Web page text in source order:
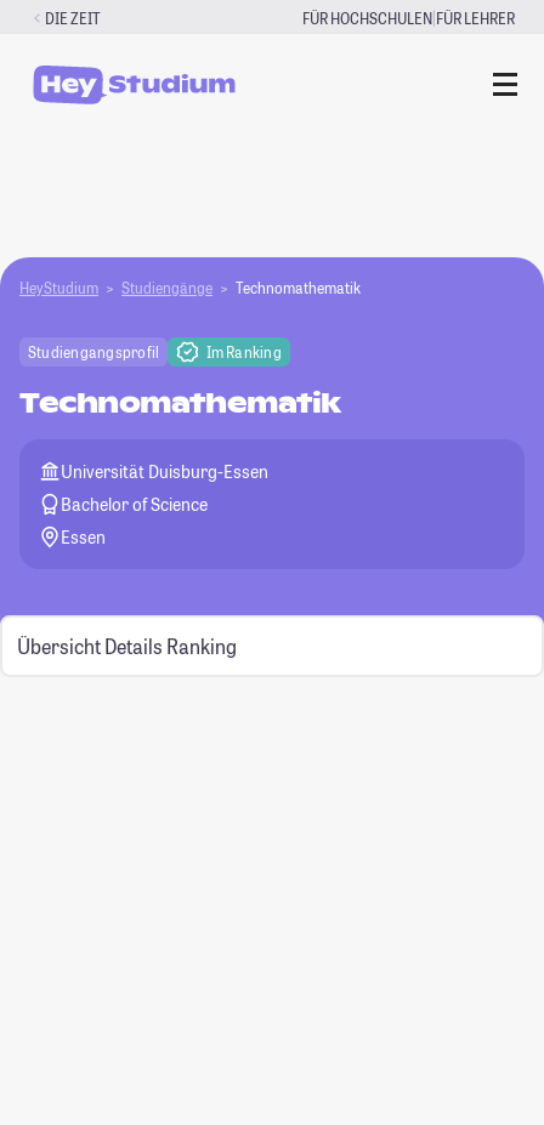
Zum
springen
DIE ZEIT FÜR HOCHSCHULEN|FÜR LEHRER
HeyStudium Studiengänge Technomathematik
Studiengangsprofil Im Ranking
Technomathematik
Universität Duisburg-Essen
Bachelor of Science
Essen
Übersicht Details Ranking